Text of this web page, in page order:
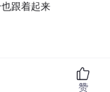
跟着起来
赞